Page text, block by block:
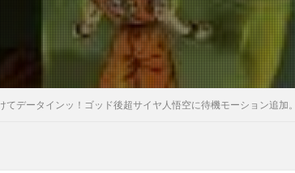
てデータインッ！ゴッド後超サイヤ人悟空に待機モーション追